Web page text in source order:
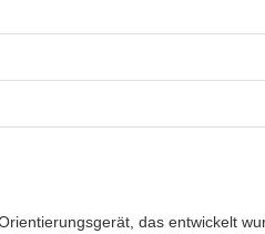
das entwickelt